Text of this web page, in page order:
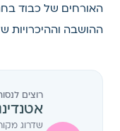
האורחים של כבוד
ההושבה וההיכרויות
רוצים
שדרוג